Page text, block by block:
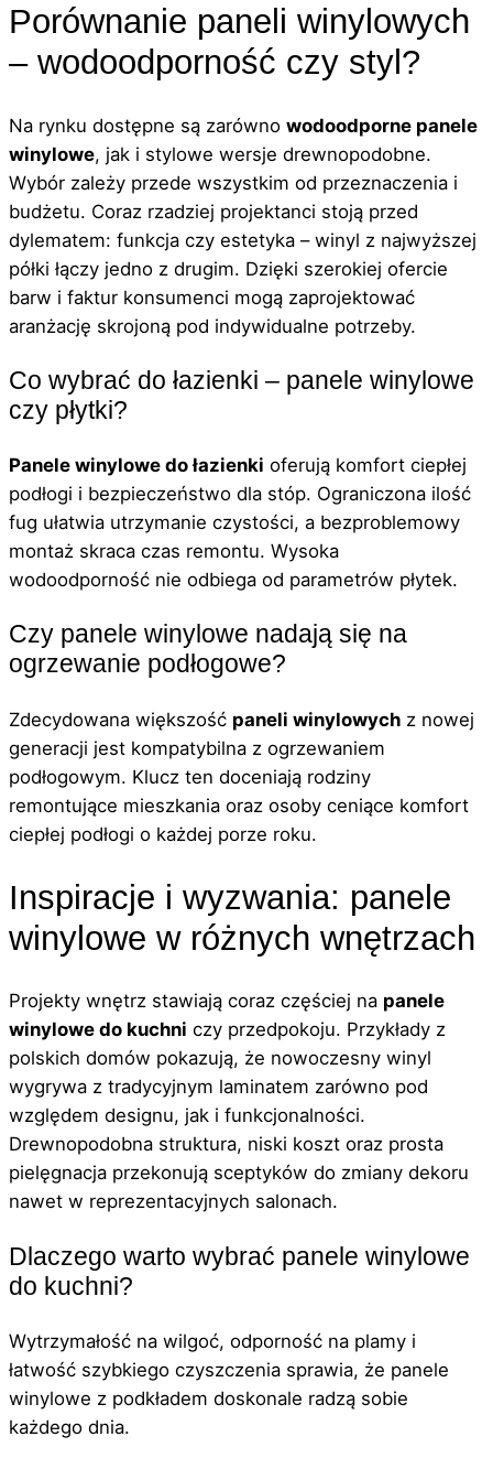
Porównanie paneli winylowych
– wodoodporność czy styl?
Na rynku dostępne są zarówno wodoodporne panele
winylowe, jak i stylowe wersje drewnopodobne.
Wybór zależy przede wszystkim od przeznaczenia i
budżetu. Coraz rzadziej projektanci stoją przed
dylematem: funkcja czy estetyka – winyl z najwyższej
półki łączy jedno z drugim. Dzięki szerokiej ofercie
barw i faktur konsumenci mogą zaprojektować
aranżację skrojoną pod indywidualne potrzeby.
Co wybrać do łazienki – panele winylowe
czy płytki?
Panele winylowe do łazienki oferują komfort ciepłej
podłogi i bezpieczeństwo dla stóp. Ograniczona ilość
fug ułatwia utrzymanie czystości, a bezproblemowy
montaż skraca czas remontu. Wysoka
wodoodporność nie odbiega od parametrów płytek.
Czy panele winylowe nadają się na
ogrzewanie podłogowe?
Zdecydowana większość paneli winylowych z nowej
generacji jest kompatybilna z ogrzewaniem
podłogowym. Klucz ten doceniają rodziny
remontujące mieszkania oraz osoby ceniące komfort
ciepłej podłogi o każdej porze roku.
Inspiracje i wyzwania: panele
winylowe w różnych wnętrzach
Projekty wnętrz stawiają coraz częściej na panele
winylowe do kuchni czy przedpokoju. Przykłady z
polskich domów pokazują, że nowoczesny winyl
wygrywa z tradycyjnym laminatem zarówno pod
względem designu, jak i funkcjonalności.
Drewnopodobna struktura, niski koszt oraz prosta
pielęgnacja przekonują sceptyków do zmiany dekoru
nawet w reprezentacyjnych salonach.
Dlaczego warto wybrać panele winylowe
do kuchni?
Wytrzymałość na wilgoć, odporność na plamy i
łatwość szybkiego czyszczenia sprawia, że panele
winylowe z podkładem doskonale radzą sobie
każdego dnia.